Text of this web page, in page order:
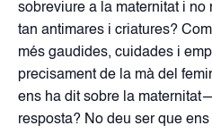
sobreviure a la maternitat i no
tan antimares i criatures?
més gaudides, cuidades i
precisament de la mà del
ens ha dit sobre la
resposta? No deu ser que